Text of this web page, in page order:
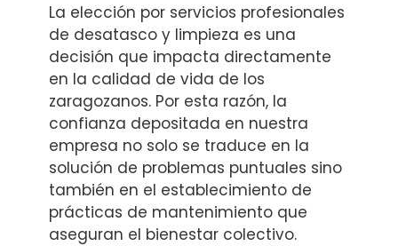
La elección por servicios profesionales
de desatasco y limpieza es una
decisión que impacta directamente
en la calidad de vida de los
zaragozanos. Por esta razón, la
confianza depositada en nuestra
empresa no solo se traduce en la
solución de problemas puntuales sino
también en el establecimiento de
prácticas de mantenimiento que
aseguran el bienestar colectivo.